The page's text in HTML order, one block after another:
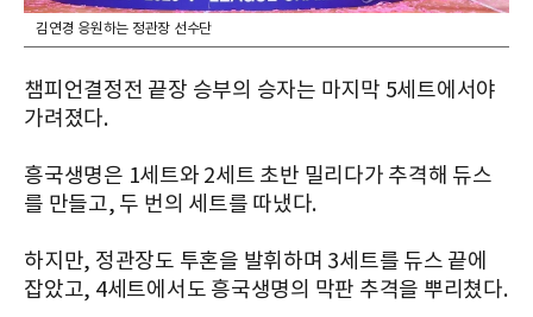
김연경 응원하는 정관장 선수단
챔피언결정전 끝장 승부의 승자는 마지막 5세트에서야
가려졌다.
흥국생명은 1세트와 2세트 초반 밀리다가 추격해 듀스
를 만들고, 두 번의 세트를 따냈다.
하지만, 정관장도 투혼을 발휘하며 3세트를 듀스 끝에
잡았고, 4세트에서도 흥국생명의 막판 추격을 뿌리쳤다.